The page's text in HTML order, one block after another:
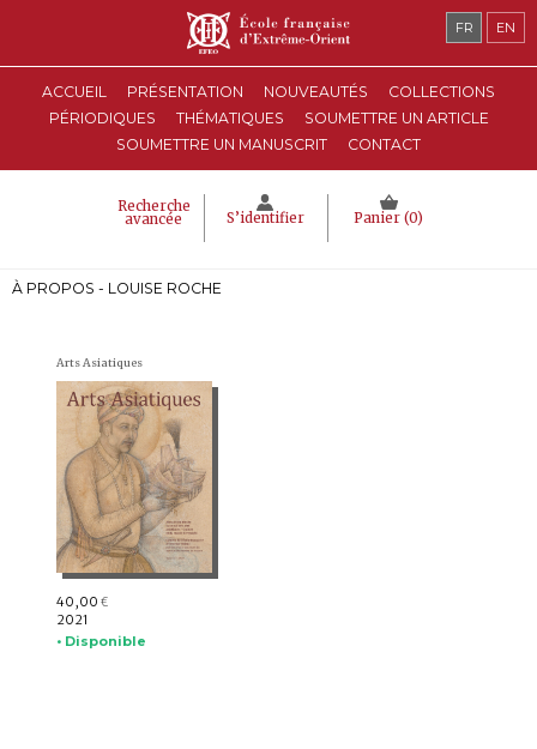
ACCUEIL PRÉSENTATION NOUVEAUTÉS
COLLECTIONS
PÉRIODIQUES
THÉMATIQUES
SOUMETTRE UN ARTICLE
SOUMETTRE UN MANUSCRIT
CONTACT
Recherche
avancée S’identifier Panier (0)
FR EN
À PROPOS - LOUISE ROCHE
Arts Asiatiques
40,00 €
2021
• Disponible